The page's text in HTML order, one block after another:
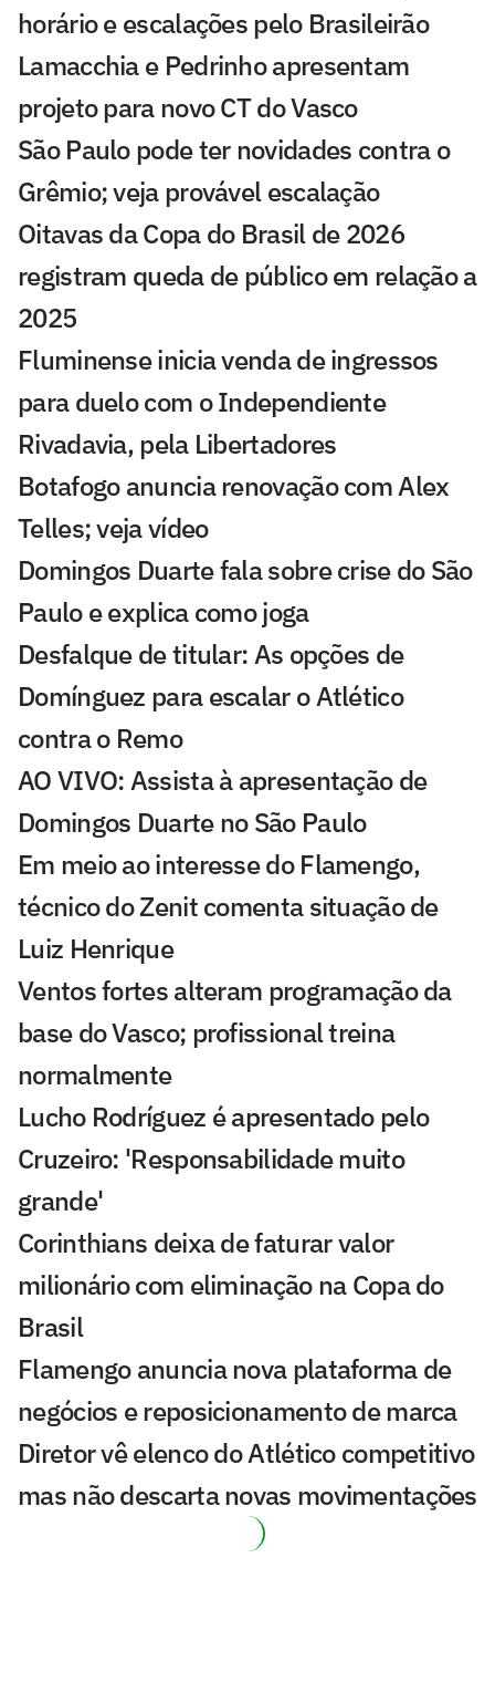
horário e escalações pelo Brasileirão
Lamacchia e Pedrinho apresentam
projeto para novo CT do Vasco
São Paulo pode ter novidades contra o
Grêmio; veja provável escalação
Oitavas da Copa do Brasil de 2026
registram queda de público em relação a
2025
Fluminense inicia venda de ingressos
para duelo com o Independiente
Rivadavia, pela Libertadores
Botafogo anuncia renovação com Alex
Telles; veja vídeo
Domingos Duarte fala sobre crise do São
Paulo e explica como joga
Desfalque de titular: As opções de
Domínguez para escalar o Atlético
contra o Remo
AO VIVO: Assista à apresentação de
Domingos Duarte no São Paulo
Em meio ao interesse do Flamengo,
técnico do Zenit comenta situação de
Luiz Henrique
Ventos fortes alteram programação da
base do Vasco; profissional treina
normalmente
Lucho Rodríguez é apresentado pelo
Cruzeiro: 'Responsabilidade muito
grande'
Corinthians deixa de faturar valor
milionário com eliminação na Copa do
Brasil
Flamengo anuncia nova plataforma de
negócios e reposicionamento de marca
Diretor vê elenco do Atlético competitivo
mas não descarta novas movimentações
AO VIVO: assista à apresentação de